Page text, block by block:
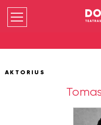
AKTORIUS